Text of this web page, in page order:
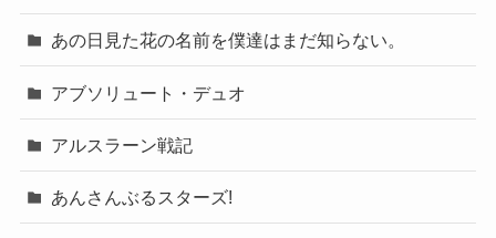
あの日見た花の名前を僕達はまだ知らない。
アブソリュート・デュオ
アルスラーン戦記
あんさんぶるスターズ!